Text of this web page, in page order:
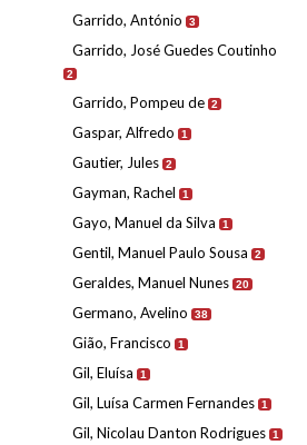
Garrido, António 3
Garrido, José Guedes Coutinho
2
Garrido, Pompeu de 2
Gaspar, Alfredo 1
Gautier, Jules 2
Gayman, Rachel 1
Gayo, Manuel da Silva 1
Gentil, Manuel Paulo Sousa 2
Geraldes, Manuel Nunes 20
Germano, Avelino 38
Gião, Francisco 1
Gil, Eluísa 1
Gil, Luísa Carmen Fernandes 1
Gil, Nicolau Danton Rodrigues 1